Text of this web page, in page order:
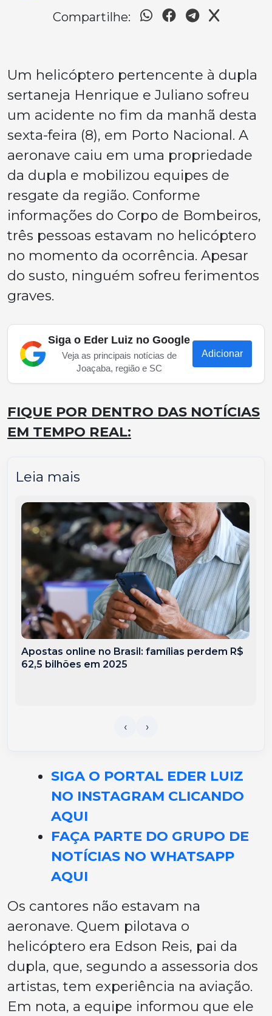
Compartilhe:
Um helicóptero pertencente à dupla
sertaneja Henrique e Juliano sofreu
um acidente no fim da manhã desta
sexta-feira (8), em Porto Nacional. A
aeronave caiu em uma propriedade
da dupla e mobilizou equipes de
resgate da região. Conforme
informações do Corpo de Bombeiros,
três pessoas estavam no helicóptero
no momento da ocorrência. Apesar
do susto, ninguém sofreu ferimentos
graves.
Siga o Eder Luiz no Google
Veja as principais notícias de
Joaçaba, região e SC
Adicionar
FIQUE POR DENTRO DAS NOTÍCIAS
EM TEMPO REAL:
Leia mais
Apostas online no Brasil: famílias perdem R$
62,5 bilhões em 2025
SIGA O PORTAL EDER LUIZ
NO INSTAGRAM CLICANDO
AQUI
FAÇA PARTE DO GRUPO DE
NOTÍCIAS NO WHATSAPP
AQUI
Os cantores não estavam na
aeronave. Quem pilotava o
helicóptero era Edson Reis, pai da
dupla, que, segundo a assessoria dos
artistas, tem experiência na aviação.
Em nota, a equipe informou que ele